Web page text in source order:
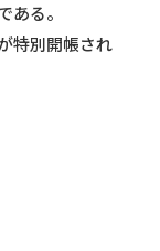
る。
特別開帳され